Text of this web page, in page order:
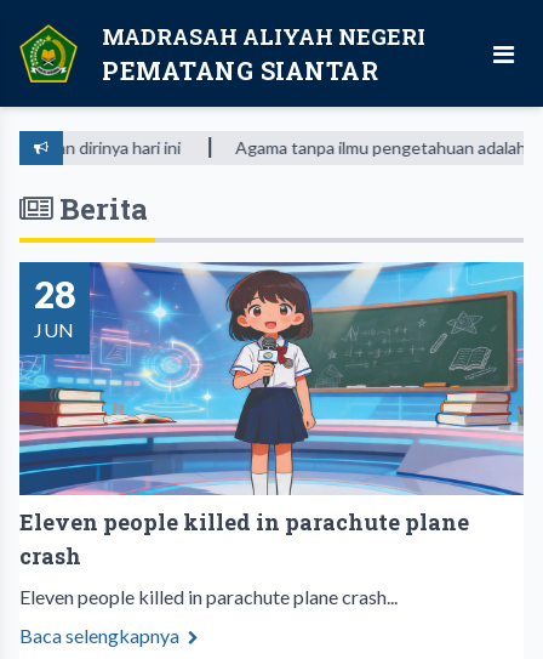
MADRASAH ALIYAH NEGERI
PEMATANG SIANTAR
dirinya hari ini Agama tanpa ilmu pengetahuan adalah buta.
Berita
28
JUN
Eleven people killed in parachute plane
crash
Eleven people killed in parachute plane crash...
Baca selengkapnya